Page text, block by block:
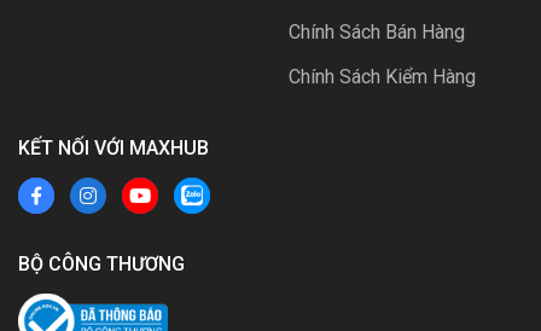
Chính Sách Bán Hàng
Chính Sách Kiểm Hàng
KẾT NỐI VỚI MAXHUB
BỘ CÔNG THƯƠNG